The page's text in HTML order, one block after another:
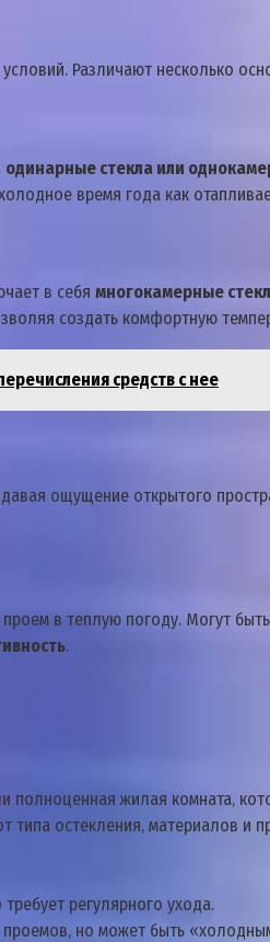
Различают несколько
одинарные стекла или
время года как
в себя многокамерные
создать комфортную
средств с нее
ощущение открытого
в теплую погоду. Могут
.
полноценная жилая комната‚
типа остекления‚ материалов и
регулярного ухода.
но может быть